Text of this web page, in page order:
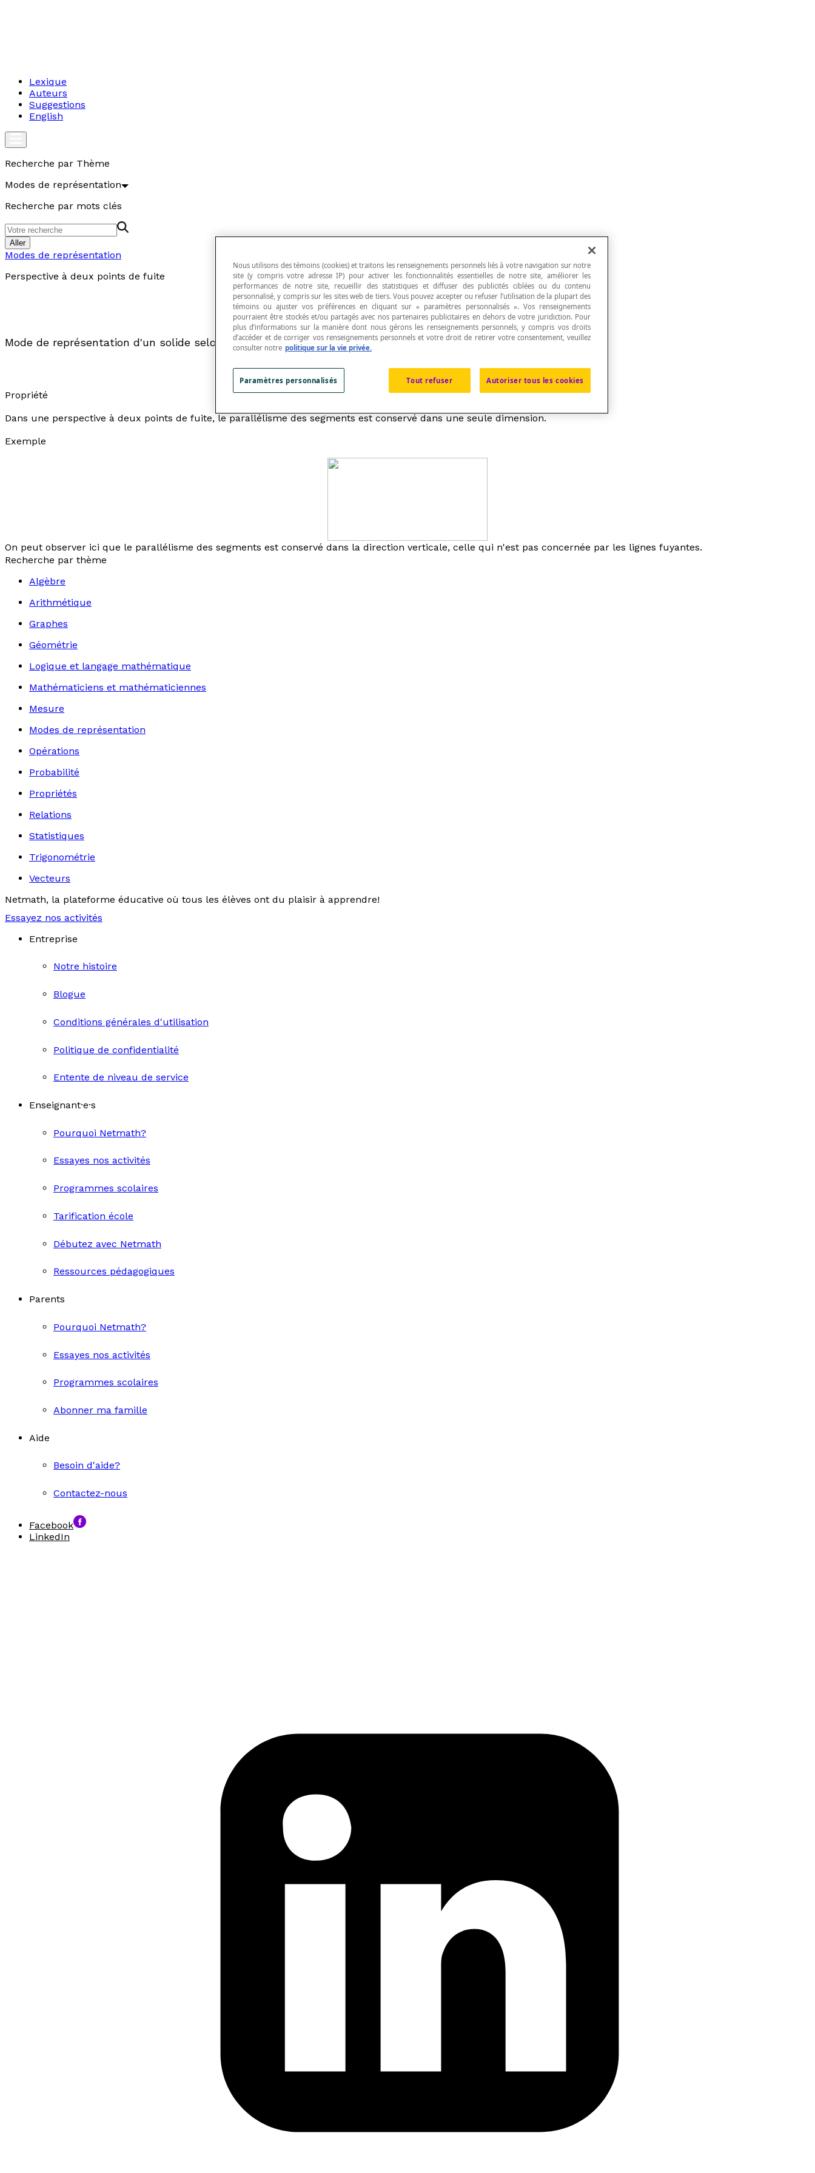
Lexique
Auteurs
Suggestions
English
Recherche par Thème
Modes de représentation
Recherche par mots clés
Aller
Modes de représentation
Perspective à deux points de fuite
Mode de représentation d'un solide selon uneprojection centraleà deux points fixes.
Propriété
Dans une perspective à deux points de fuite, le parallélisme des segments est conservé dans une seule dimension.
Exemple
On peut observer ici que le parallélisme des segments est conservé dans la direction verticale, celle qui n'est pas concernée par les lignes fuyantes.
Recherche par thème
Algèbre
Arithmétique
Graphes
Géométrie
Logique et langage mathématique
Mathématiciens et mathématiciennes
Mesure
Modes de représentation
Opérations
Probabilité
Propriétés
Relations
Statistiques
Trigonométrie
Vecteurs
Netmath, la plateforme éducative où tous les élèves ont du plaisir à apprendre!
Essayez nos activités
Entreprise
Notre histoire
Blogue
Conditions générales d'utilisation
Politique de confidentialité
Entente de niveau de service
Enseignant·e·s
Pourquoi Netmath?
Essayes nos activités
Programmes scolaires
Tarification école
Débutez avec Netmath
Ressources pédagogiques
Parents
Pourquoi Netmath?
Essayes nos activités
Programmes scolaires
Abonner ma famille
Aide
Besoin d'aide?
Contactez-nous
Facebook
LinkedIn
Nous utilisons des témoins (cookies) et traitons les renseignements personnels liés à votre navigation sur notre
site (y compris votre adresse IP) pour activer les fonctionnalités essentielles de notre site, améliorer les
performances de notre site, recueillir des statistiques et diffuser des publicités ciblées ou du contenu
personnalisé, y compris sur les sites web de tiers. Vous pouvez accepter ou refuser l’utilisation de la plupart des
témoins ou ajuster vos préférences en cliquant sur « paramètres personnalisés ». Vos renseignements
pourraient être stockés et/ou partagés avec nos partenaires publicitaires en dehors de votre juridiction. Pour
plus d’informations sur la manière dont nous gérons les renseignements personnels, y compris vos droits
d’accéder et de corriger vos renseignements personnels et votre droit de retirer votre consentement, veuillez
consulter notre politique sur la vie privée.
Tout refuser Autoriser tous les cookies
Paramètres personnalisés